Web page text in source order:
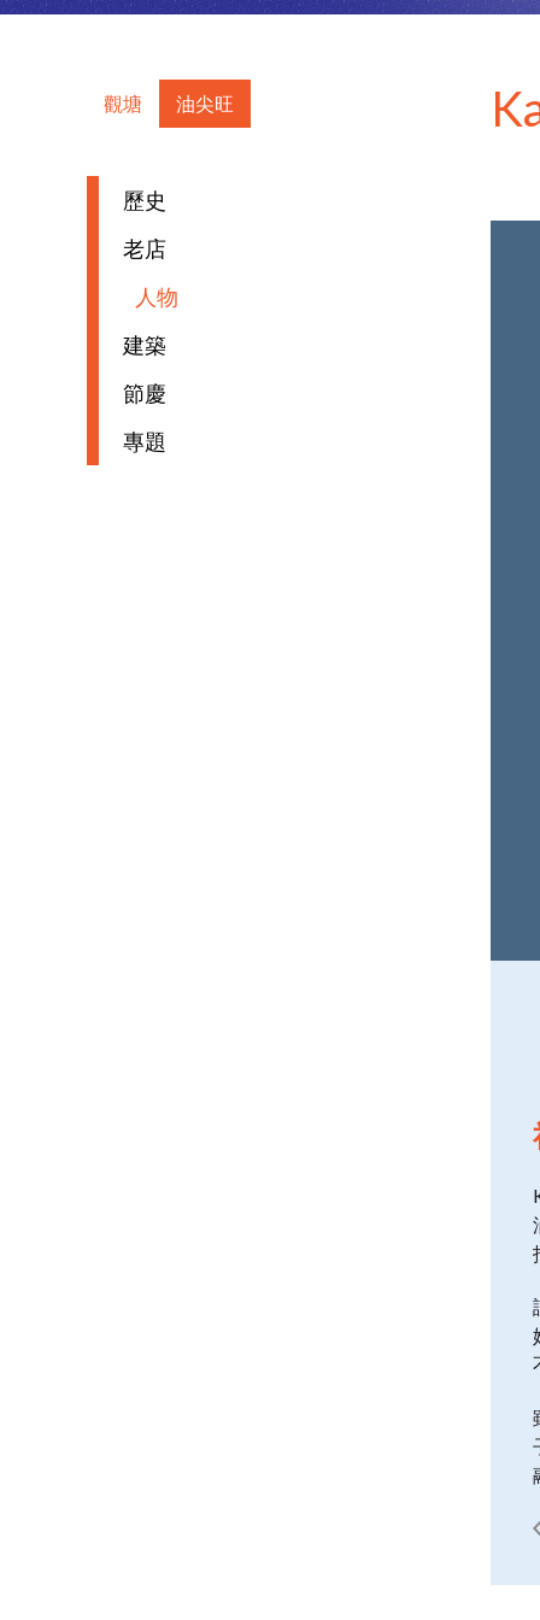
觀塘 油尖旺
歷史
老店
人物
建築
節慶
專題